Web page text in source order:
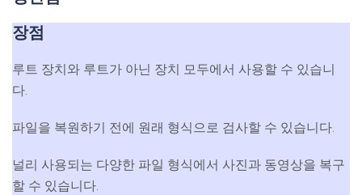
장점
루트 장치와 루트가 아닌 장치 모두에서 사용할 수 있습니
다.
파일을 복원하기 전에 원래 형식으로 검사할 수 있습니다.
널리 사용되는 다양한 파일 형식에서 사진과 동영상을 복구
할 수 있습니다.